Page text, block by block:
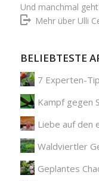
Und manchmal
Mehr über Ulli
BELIEBTESTE
7 Experten-
Kampf gegen
Liebe auf den
Waldviertler
Geplantes